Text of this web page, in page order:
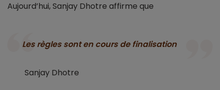
Aujourd’hui, Sanjay Dhotre affirme que
Les règles sont en cours de finalisation
Sanjay Dhotre